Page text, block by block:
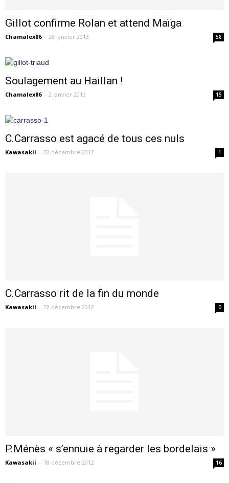
Gillot confirme Rolan et attend Maïga
Chamalex86 - 28 janvier 2013 58
Soulagement au Haillan !
Chamalex86 - 2 janvier 2013 15
C.Carrasso est agacé de tous ces nuls
Kawasakii - 22 décembre 2012 1
C.Carrasso rit de la fin du monde
Kawasakii - 22 décembre 2012 0
P.Ménès « s’ennuie à regarder les bordelais »
Kawasakii - 18 décembre 2012 16